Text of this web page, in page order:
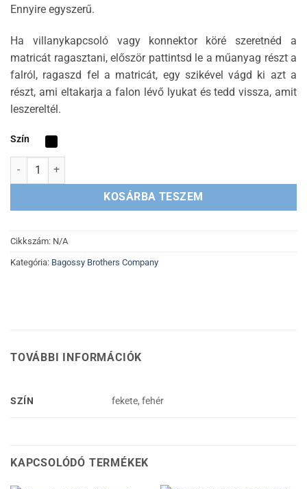
Ennyire egyszerű.
Ha villanykapcsoló vagy konnektor köré szeretnéd a
matricát ragasztani, először pattintsd le a műanyag részt a
falról, ragaszd fel a matricát, egy szikével vágd ki azt a
részt, ami eltakarja a falon lévő lyukat és tedd vissza, amit
leszereltél.
Szín
Farkas Autómatrica mennyiség
KOSÁRBA TESZEM
Cikkszám: N/A
Kategória: Bagossy Brothers Company
TOVÁBBI INFORMÁCIÓK
SZÍN fekete, fehér
KAPCSOLÓDÓ TERMÉKEK